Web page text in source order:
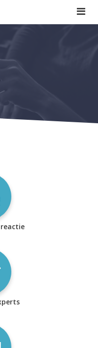
de buurt?
+
+